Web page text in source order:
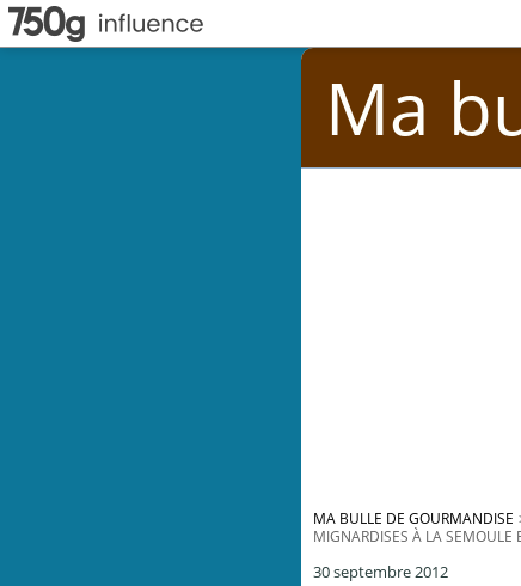
Ma
MA BULLE DE GOURMANDISE
MIGNARDISES À LA SEMOULE
30 septembre 2012